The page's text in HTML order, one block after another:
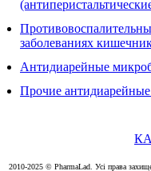
заболеваниях
Антидиарейные
Прочие антидиарейные
2010-2025 © PharmaLad. Усі права